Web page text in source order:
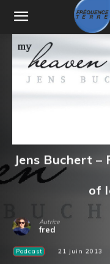
Jens Buchert
of
Autrice
fred
Podcast 21 juin 2013